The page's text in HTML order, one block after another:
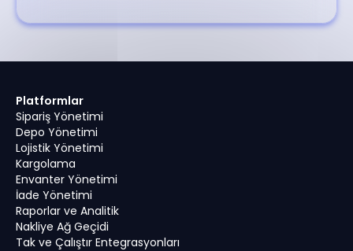
Platformlar
Sipariş Yönetimi
Depo Yönetimi
Lojistik Yönetimi
Kargolama
Envanter Yönetimi
İade Yönetimi
Raporlar ve Analitik
Nakliye Ağ Geçidi
Tak ve Çalıştır Entegrasyonları